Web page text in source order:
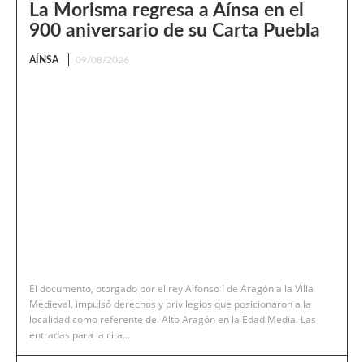
La Morisma regresa a Aínsa en el
900 aniversario de su Carta Puebla
AÍNSA 09/08/2026
El documento, otorgado por el rey Alfonso I de Aragón a la Villa
Medieval, impulsó derechos y privilegios que posicionaron a la
localidad como referente del Alto Aragón en la Edad Media. Las
entradas para la cita...